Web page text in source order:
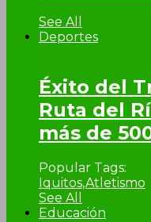
See All
Deportes
Éxito del
Ruta del
más de
Popular Tags:
Iquitos,Atletismo
See All
Educación